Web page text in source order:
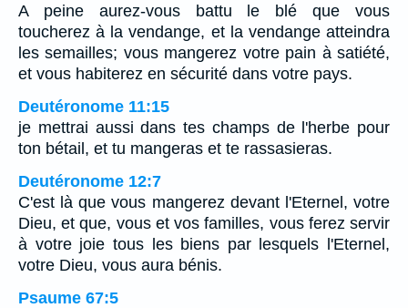
A peine aurez-vous battu le blé que vous
toucherez à la vendange, et la vendange atteindra
les semailles; vous mangerez votre pain à satiété,
et vous habiterez en sécurité dans votre pays.
Deutéronome 11:15
je mettrai aussi dans tes champs de l'herbe pour
ton bétail, et tu mangeras et te rassasieras.
Deutéronome 12:7
C'est là que vous mangerez devant l'Eternel, votre
Dieu, et que, vous et vos familles, vous ferez servir
à votre joie tous les biens par lesquels l'Eternel,
votre Dieu, vous aura bénis.
Psaume 67:5